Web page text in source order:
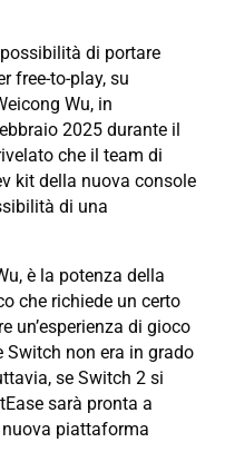
di portare
free-to-play, su
Wu, in
2025 durante il
che il team di
kit della nuova console
di una
è la potenza della
che richiede un certo
un’esperienza di gioco
Switch non era in grado
se Switch 2 si
sarà pronta a
piattaforma